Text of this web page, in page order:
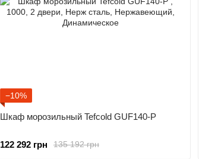
−10%
Шкаф морозильный Tefcold GUF140-P
135 192 грн
122 292 грн